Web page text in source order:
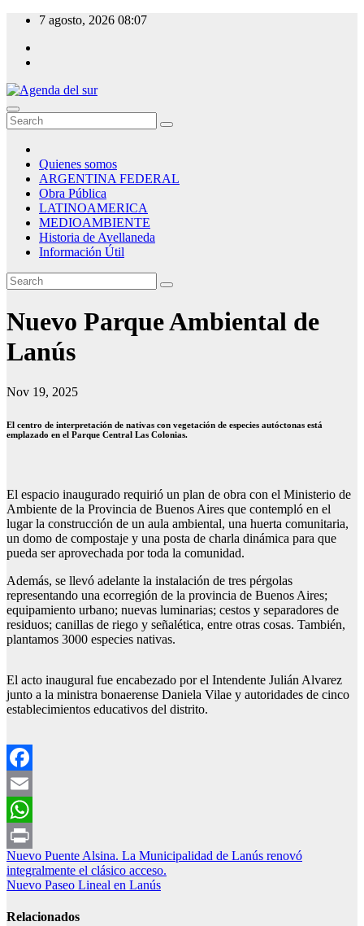
Skip
content
7 agosto, 2026 08:07
Agenda del sur
Quienes somos
ARGENTINA FEDERAL
Obra Pública
LATINOAMERICA
MEDIOAMBIENTE
Historia de Avellaneda
Información Útil
Nuevo Parque Ambiental de
Lanús
Nov 19, 2025
El centro de interpretación de nativas con vegetación de especies autóctonas está
emplazado en el Parque Central Las Colonias.
El espacio inaugurado requirió un plan de obra con el Ministerio de
Ambiente de la Provincia de Buenos Aires que contempló en el
lugar la construcción de un aula ambiental, una huerta comunitaria,
un domo de compostaje y una posta de charla dinámica para que
pueda ser aprovechada por toda la comunidad.
Además, se llevó adelante la instalación de tres pérgolas
representando una ecorregión de la provincia de Buenos Aires;
equipamiento urbano; nuevas luminarias; cestos y separadores de
residuos; canillas de riego y señalética, entre otras cosas. También,
plantamos 3000 especies nativas.
El acto inaugural fue encabezado por el Intendente Julián Alvarez
junto a la ministra bonaerense Daniela Vilae y autoridades de cinco
establecimientos educativos del distrito.
Facebook
Email
WhatsApp
Print
Navegación
de
Nuevo Puente Alsina. La Municipalidad de Lanús renovó
integralmente el clásico acceso.
Nuevo Paseo Lineal en Lanús
Relacionados